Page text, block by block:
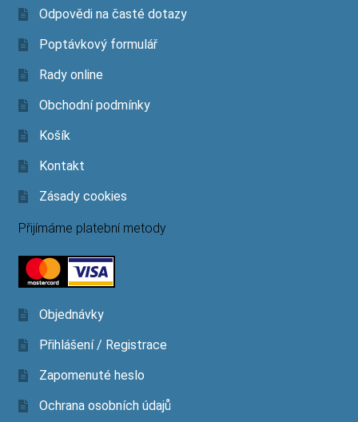
Odpovědi na časté dotazy
Poptávkový formulář
Rady online
Obchodní podmínky
Košík
Kontakt
Zásady cookies
Přijímáme platební metody
Objednávky
Přihlášení / Registrace
Zapomenuté heslo
Ochrana osobních údajů